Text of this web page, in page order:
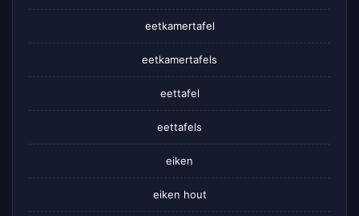
eetkamertafel
eetkamertafels
eettafel
eettafels
eiken
eiken hout